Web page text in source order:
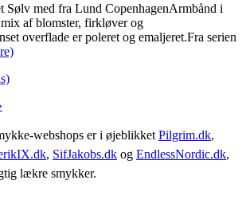
Sølv med fra Lund CopenhagenArmbånd i
af blomster, firkløver og
overflade er poleret og emaljeret.Fra serien
webshops er i øjeblikket Pilgrim.dk,
, SifJakobs.dk og EndlessNordic.dk,
lækre smykker.